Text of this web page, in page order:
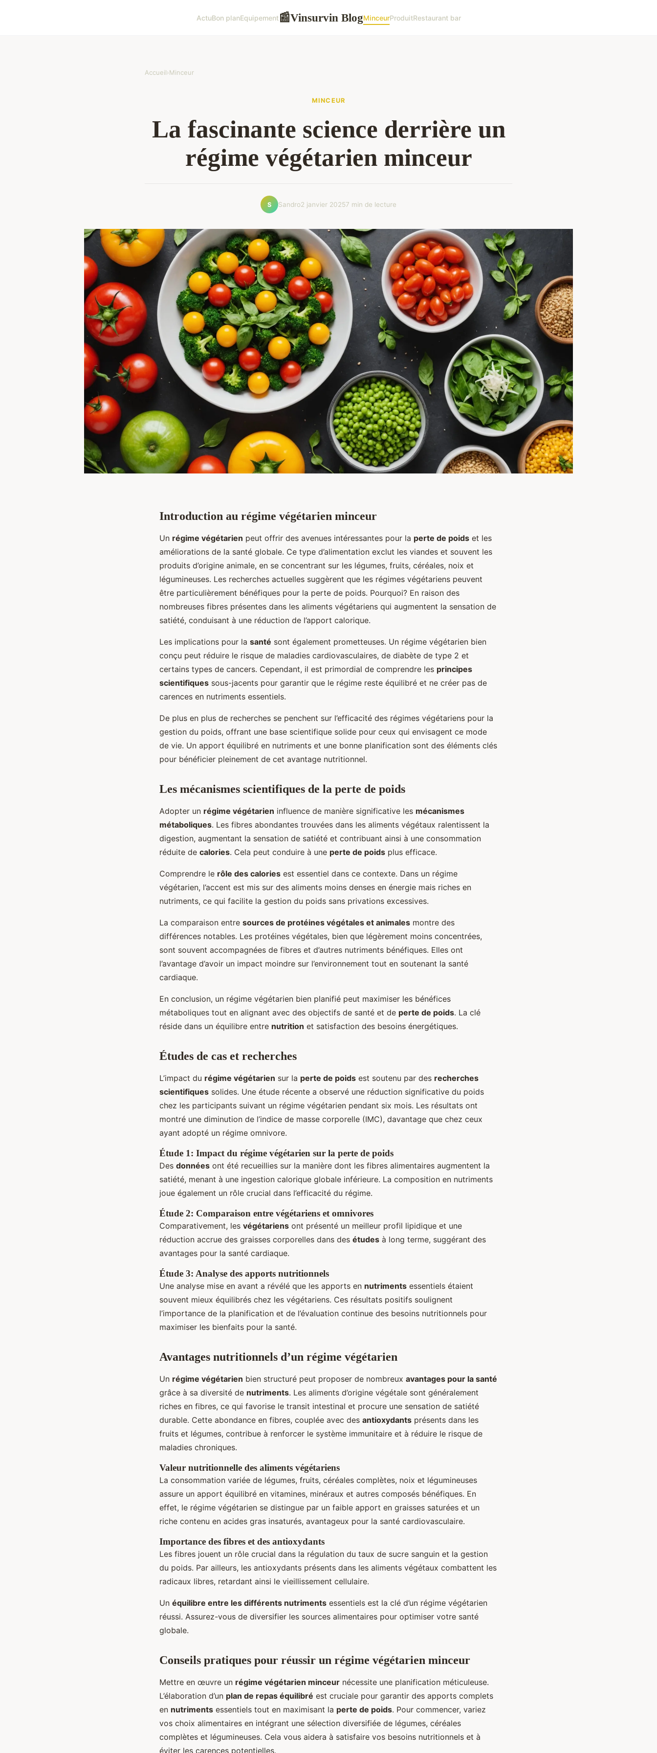
ActuBon planEquipement📰Vinsurvin BlogMinceurProduitRestaurant bar
Accueil›Minceur
MINCEUR
La fascinante science derrière un
régime végétarien minceur
S Sandro2 janvier 20257 min de lecture
Introduction au régime végétarien minceur
Un régime végétarien peut offrir des avenues intéressantes pour la perte de poids et les
améliorations de la santé globale. Ce type d’alimentation exclut les viandes et souvent les
produits d’origine animale, en se concentrant sur les légumes, fruits, céréales, noix et
légumineuses. Les recherches actuelles suggèrent que les régimes végétariens peuvent
être particulièrement bénéfiques pour la perte de poids. Pourquoi? En raison des
nombreuses fibres présentes dans les aliments végétariens qui augmentent la sensation de
satiété, conduisant à une réduction de l’apport calorique.
Les implications pour la santé sont également prometteuses. Un régime végétarien bien
conçu peut réduire le risque de maladies cardiovasculaires, de diabète de type 2 et
certains types de cancers. Cependant, il est primordial de comprendre les principes
scientifiques sous-jacents pour garantir que le régime reste équilibré et ne créer pas de
carences en nutriments essentiels.
De plus en plus de recherches se penchent sur l’efficacité des régimes végétariens pour la
gestion du poids, offrant une base scientifique solide pour ceux qui envisagent ce mode
de vie. Un apport équilibré en nutriments et une bonne planification sont des éléments clés
pour bénéficier pleinement de cet avantage nutritionnel.
Les mécanismes scientifiques de la perte de poids
Adopter un régime végétarien influence de manière significative les mécanismes
métaboliques. Les fibres abondantes trouvées dans les aliments végétaux ralentissent la
digestion, augmentant la sensation de satiété et contribuant ainsi à une consommation
réduite de calories. Cela peut conduire à une perte de poids plus efficace.
Comprendre le rôle des calories est essentiel dans ce contexte. Dans un régime
végétarien, l’accent est mis sur des aliments moins denses en énergie mais riches en
nutriments, ce qui facilite la gestion du poids sans privations excessives.
La comparaison entre sources de protéines végétales et animales montre des
différences notables. Les protéines végétales, bien que légèrement moins concentrées,
sont souvent accompagnées de fibres et d’autres nutriments bénéfiques. Elles ont
l’avantage d’avoir un impact moindre sur l’environnement tout en soutenant la santé
cardiaque.
En conclusion, un régime végétarien bien planifié peut maximiser les bénéfices
métaboliques tout en alignant avec des objectifs de santé et de perte de poids. La clé
réside dans un équilibre entre nutrition et satisfaction des besoins énergétiques.
Études de cas et recherches
L’impact du régime végétarien sur la perte de poids est soutenu par des recherches
scientifiques solides. Une étude récente a observé une réduction significative du poids
chez les participants suivant un régime végétarien pendant six mois. Les résultats ont
montré une diminution de l’indice de masse corporelle (IMC), davantage que chez ceux
ayant adopté un régime omnivore.
Étude 1: Impact du régime végétarien sur la perte de poids
Des données ont été recueillies sur la manière dont les fibres alimentaires augmentent la
satiété, menant à une ingestion calorique globale inférieure. La composition en nutriments
joue également un rôle crucial dans l’efficacité du régime.
Étude 2: Comparaison entre végétariens et omnivores
Comparativement, les végétariens ont présenté un meilleur profil lipidique et une
réduction accrue des graisses corporelles dans des études à long terme, suggérant des
avantages pour la santé cardiaque.
Étude 3: Analyse des apports nutritionnels
Une analyse mise en avant a révélé que les apports en nutriments essentiels étaient
souvent mieux équilibrés chez les végétariens. Ces résultats positifs soulignent
l’importance de la planification et de l’évaluation continue des besoins nutritionnels pour
maximiser les bienfaits pour la santé.
Avantages nutritionnels d’un régime végétarien
Un régime végétarien bien structuré peut proposer de nombreux avantages pour la santé
grâce à sa diversité de nutriments. Les aliments d’origine végétale sont généralement
riches en fibres, ce qui favorise le transit intestinal et procure une sensation de satiété
durable. Cette abondance en fibres, couplée avec des antioxydants présents dans les
fruits et légumes, contribue à renforcer le système immunitaire et à réduire le risque de
maladies chroniques.
Valeur nutritionnelle des aliments végétariens
La consommation variée de légumes, fruits, céréales complètes, noix et légumineuses
assure un apport équilibré en vitamines, minéraux et autres composés bénéfiques. En
effet, le régime végétarien se distingue par un faible apport en graisses saturées et un
riche contenu en acides gras insaturés, avantageux pour la santé cardiovasculaire.
Importance des fibres et des antioxydants
Les fibres jouent un rôle crucial dans la régulation du taux de sucre sanguin et la gestion
du poids. Par ailleurs, les antioxydants présents dans les aliments végétaux combattent les
radicaux libres, retardant ainsi le vieillissement cellulaire.
Un équilibre entre les différents nutriments essentiels est la clé d’un régime végétarien
réussi. Assurez-vous de diversifier les sources alimentaires pour optimiser votre santé
globale.
Conseils pratiques pour réussir un régime végétarien minceur
Mettre en œuvre un régime végétarien minceur nécessite une planification méticuleuse.
L’élaboration d’un plan de repas équilibré est cruciale pour garantir des apports complets
en nutriments essentiels tout en maximisant la perte de poids. Pour commencer, variez
vos choix alimentaires en intégrant une sélection diversifiée de légumes, céréales
complètes et légumineuses. Cela vous aidera à satisfaire vos besoins nutritionnels et à
éviter les carences potentielles.